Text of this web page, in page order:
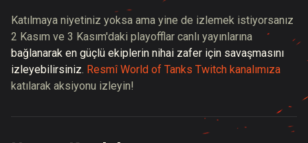
Katılmaya niyetiniz yoksa ama yine de izlemek istiyorsanız
2 Kasım ve 3 Kasım'daki playofflar canlı yayınlarına
bağlanarak en güçlü ekiplerin nihai zafer için savaşmasını
izleyebilirsiniz. Resmî World of Tanks Twitch kanalımıza
katılarak aksiyonu izleyin!